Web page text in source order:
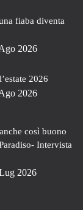
fiaba diventa
2026
2026
2026
così buono
Intervista
2026